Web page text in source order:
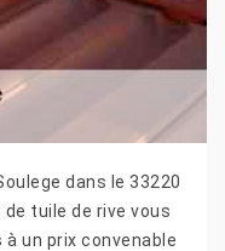
dans le 33220
tuile de rive vous
un prix convenable